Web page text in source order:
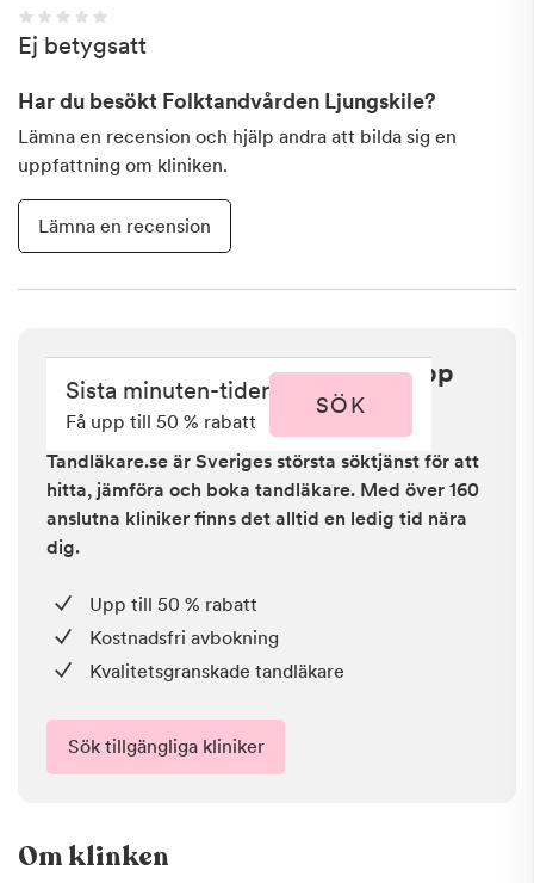
Ej betygsatt
Har du besökt Folktandvården Ljungskile?
Lämna en recension och hjälp andra att bilda sig en
uppfattning om kliniken.
Lämna en recension
Sista minuten i Ljungskile - få upp
till 50 % rabatt
Tandläkare.se är Sveriges största söktjänst för att
hitta, jämföra och boka tandläkare. Med över 160
anslutna kliniker finns det alltid en ledig tid nära
dig.
Upp till 50 % rabatt
Kostnadsfri avbokning
Kvalitetsgranskade tandläkare
Sök tillgängliga kliniker
Sista minuten-tider
Få upp till 50 % rabatt
SÖK
Om klinken